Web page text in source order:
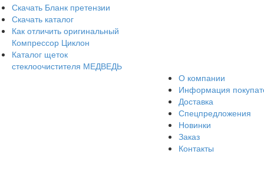
Скачать Бланк претензии
Скачать каталог
Как отличить оригинальный
Компрессор Циклон
Каталог щеток
стеклоочистителя МЕДВЕДЬ
О компании
Информация
Доставка
Спецпредложения
Новинки
Заказ
Контакты